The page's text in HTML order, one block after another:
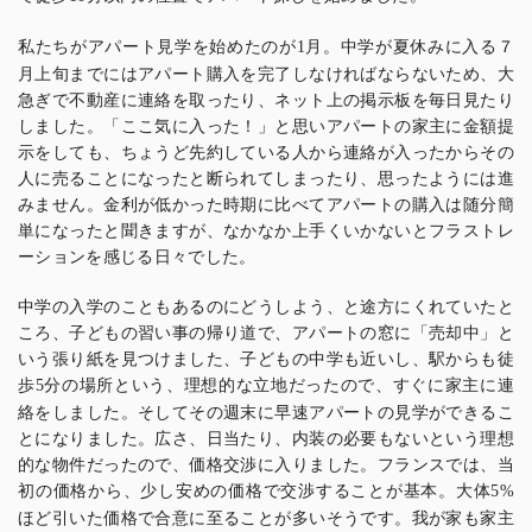
私たちがアパート見学を始めたのが1 月。中学が夏休みに入る７
月上旬までにはアパート購入を完了しなければならないため、大
急ぎで不動産に連絡を取ったり、ネット上の掲示板を毎日見たり
しました。「ここ気に入った！」と思いアパートの家主に金額提
示をしても、ちょうど先約している人から連絡が入ったからその
人に売ることになったと断られてしまったり、思ったようには進
みません。金利が低かった時期に比べてアパートの購入は随分簡
単になったと聞きますが、なかなか上手くいかないとフラストレ
ーションを感じる日々でした。
中学の入学のこともあるのにどうしよう、と途方にくれていたと
ころ、子どもの習い事の帰り道で、アパートの窓に「売却中」と
いう張り紙を見つけました、子どもの中学も近いし、駅からも徒
歩5分の場所という、理想的な立地だったので、すぐに家主に連
絡をしました。そしてその週末に早速アパートの見学ができるこ
とになりました。広さ、日当たり、内装の必要もないという理想
的な物件だったので、価格交渉に入りました。フランスでは、当
初の価格から、少し安めの価格で交渉することが基本。大体5%
ほど引いた価格で合意に至ることが多いそうです。我が家も家主